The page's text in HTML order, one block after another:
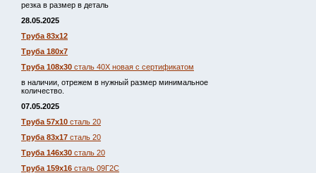
резка в размер в деталь
28.05.2025
Труба 83х12
Труба 180х7
Труба 108х30 сталь 40Х новая с сертификатом
в наличии, отрежем в нужный размер минимальное
количество.
07.05.2025
Труба 57х10 сталь 20
Труба 83х17 сталь 20
Труба 146х30 сталь 20
Труба 159х16 сталь 09Г2С